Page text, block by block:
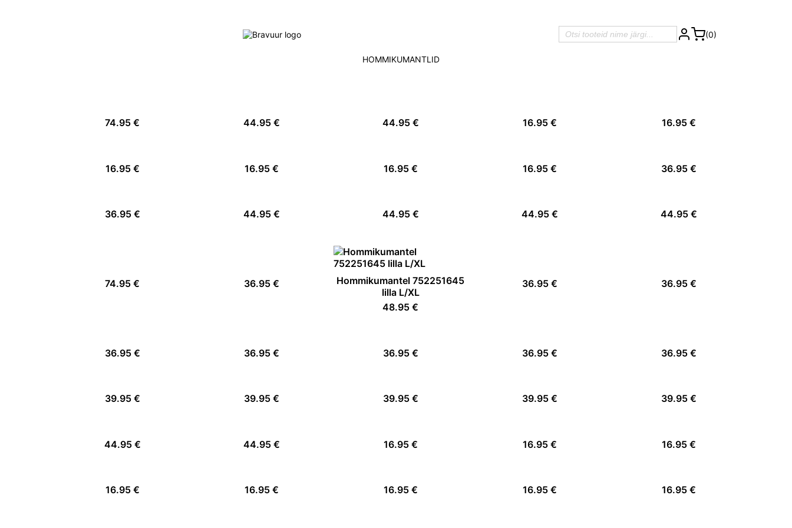
(0)
HOMMIKUMANTLID
74.95 € 44.95 € 44.95 € 16.95 € 16.95 €
16.95 € 16.95 € 16.95 € 16.95 € 36.95 €
36.95 € 44.95 € 44.95 € 44.95 € 44.95 €
74.95 € 36.95 €
Hommikumantel 752251645
lilla L/XL
48.95 €
36.95 € 36.95 €
36.95 € 36.95 € 36.95 € 36.95 € 36.95 €
39.95 € 39.95 € 39.95 € 39.95 € 39.95 €
44.95 € 44.95 € 16.95 € 16.95 € 16.95 €
16.95 € 16.95 € 16.95 € 16.95 € 16.95 €